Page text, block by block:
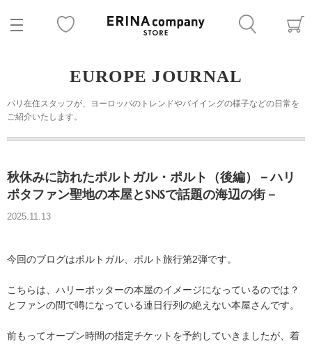
EUROPE JOURNAL
パリ在住スタッフが、ヨーロッパのトレンドやバイイングの様子などの日常を
ご紹介いたします。
秋休みに訪れたポルトガル・ポルト（後編）－ハリ
ポタファン聖地の本屋とSNSで話題の海辺の街－
2025.11.13
今回のブログはポルトガル、ポルト旅行第2弾です。
こちらは、ハリーポッターの本屋のイメージになっているのでは？
とファンの間で噂になっている連日行列の絶えない本屋さんです。
前もってオープン時間の指定チケットを予約していきましたが、着